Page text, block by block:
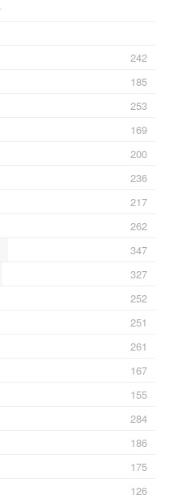
242
185
253
169
200
236
217
262
347
327
252
251
261
167
155
284
186
175
126